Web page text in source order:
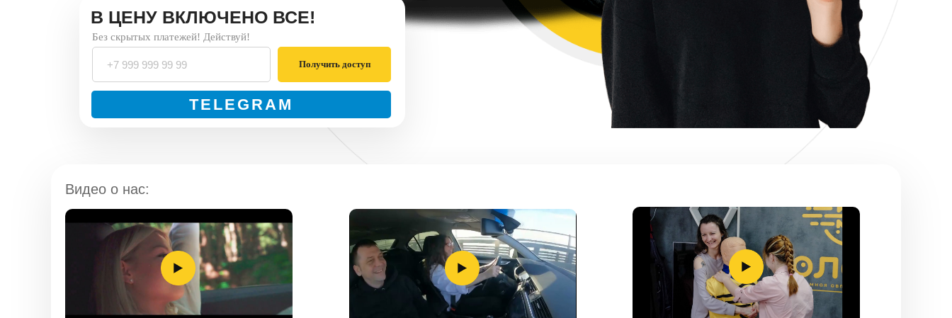
Без скрытых платежей! Действуй!
Получить доступ
В ЦЕНУ ВКЛЮЧЕНО ВСЕ!
TELEGRAM
скрытых платежей и комиссий. Действуй!
Видео о нас: